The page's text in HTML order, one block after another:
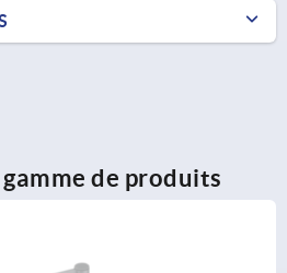
de produits